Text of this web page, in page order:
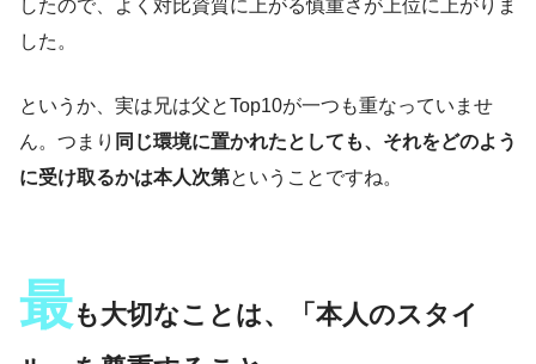
したので、よく対比資質に上がる慎重さが上位に上がりま
した。
というか、実は兄は父とTop10が一つも重なっていませ
ん。つまり 同じ環境に置かれたとしても、それをどのよう
に受け取るかは本人次第ということですね。
最も大切なことは、「本人のスタイ